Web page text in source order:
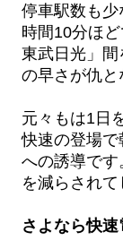
停車駅数も
時間10分ほ
東武日光」間
の早さが仇と
元々もは1日
快速の登場
への誘導で
を減らされて
さよなら快速